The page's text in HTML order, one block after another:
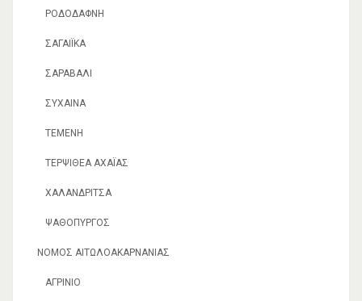
ΡΟΔΟΔΆΦΝΗ
ΣΑΓΑΊΙΚΑ
ΣΑΡΑΒΆΛΙ
ΣΥΧΑΙΝΆ
ΤΈΜΕΝΗ
ΤΕΡΨΙΘΈΑ ΑΧΑΪ́ΑΣ
ΧΑΛΑΝΔΡΊΤΣΑ
ΨΑΘΌΠΥΡΓΟΣ
ΝΟΜΌΣ ΑΙΤΩΛΟΑΚΑΡΝΑΝΊΑΣ
ΑΓΡΊΝΙΟ